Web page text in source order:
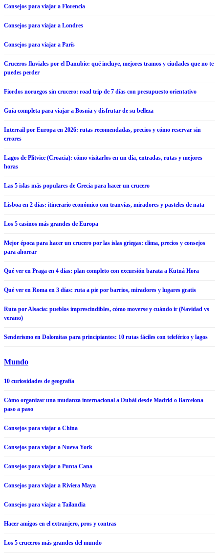
Consejos para viajar a Florencia
Consejos para viajar a Londres
Consejos para viajar a París
Cruceros fluviales por el Danubio: qué incluye, mejores tramos y ciudades que no te
puedes perder
Fiordos noruegos sin crucero: road trip de 7 días con presupuesto orientativo
Guía completa para viajar a Bosnia y disfrutar de su belleza
Interrail por Europa en 2026: rutas recomendadas, precios y cómo reservar sin
errores
Lagos de Plitvice (Croacia): cómo visitarlos en un día, entradas, rutas y mejores
horas
Las 5 islas más populares de Grecia para hacer un crucero
Lisboa en 2 días: itinerario económico con tranvías, miradores y pasteles de nata
Los 5 casinos más grandes de Europa
Mejor época para hacer un crucero por las islas griegas: clima, precios y consejos
para ahorrar
Qué ver en Praga en 4 días: plan completo con excursión barata a Kutná Hora
Qué ver en Roma en 3 días: ruta a pie por barrios, miradores y lugares gratis
Ruta por Alsacia: pueblos imprescindibles, cómo moverse y cuándo ir (Navidad vs
verano)
Senderismo en Dolomitas para principiantes: 10 rutas fáciles con teleférico y lagos
Mundo
10 curiosidades de geografía
Cómo organizar una mudanza internacional a Dubái desde Madrid o Barcelona
paso a paso
Consejos para viajar a China
Consejos para viajar a Nueva York
Consejos para viajar a Punta Cana
Consejos para viajar a Riviera Maya
Consejos para viajar a Tailandia
Hacer amigos en el extranjero, pros y contras
Los 5 cruceros más grandes del mundo